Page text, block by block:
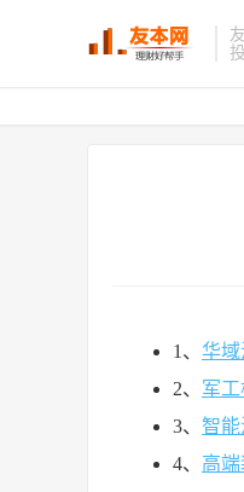
1、 华域
2、 军
3、 智
4、 高